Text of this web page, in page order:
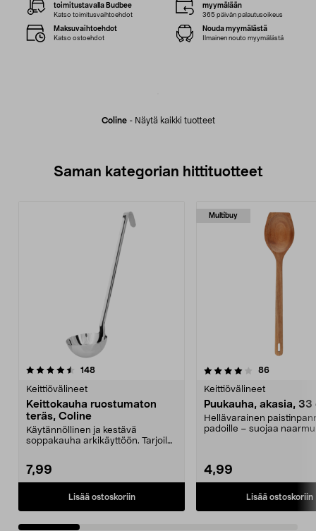
Coline- Näytä kaikki tuotteet
toimitustavalla Budbee
Katso toimitusvaihtoehdot
myymälään
365 päivän palautusoikeus
Maksuvaihtoehdot
Katso ostoehdot
Nouda myymälästä
Ilmainen nouto myymälästä
Saman kategorian hittituotteet
148arvostelut
Keittiövälineet
Keittokauha ruostumaton
teräs, Coline
Käytännöllinen ja kestävä
soppakauha arkikäyttöön. Tarjoile
7,99
Lisää ostoskoriin
Multibuy
4.0 viidestä
86arvostelut
Keittiövälineet
Puukauha, akasia, 33
Hellävarainen
padoille – suojaa
4,99
Lisää ostoskoriin
4.5 viidestä